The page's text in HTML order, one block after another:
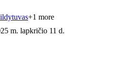
+1 more
m. lapkričio 11 d.